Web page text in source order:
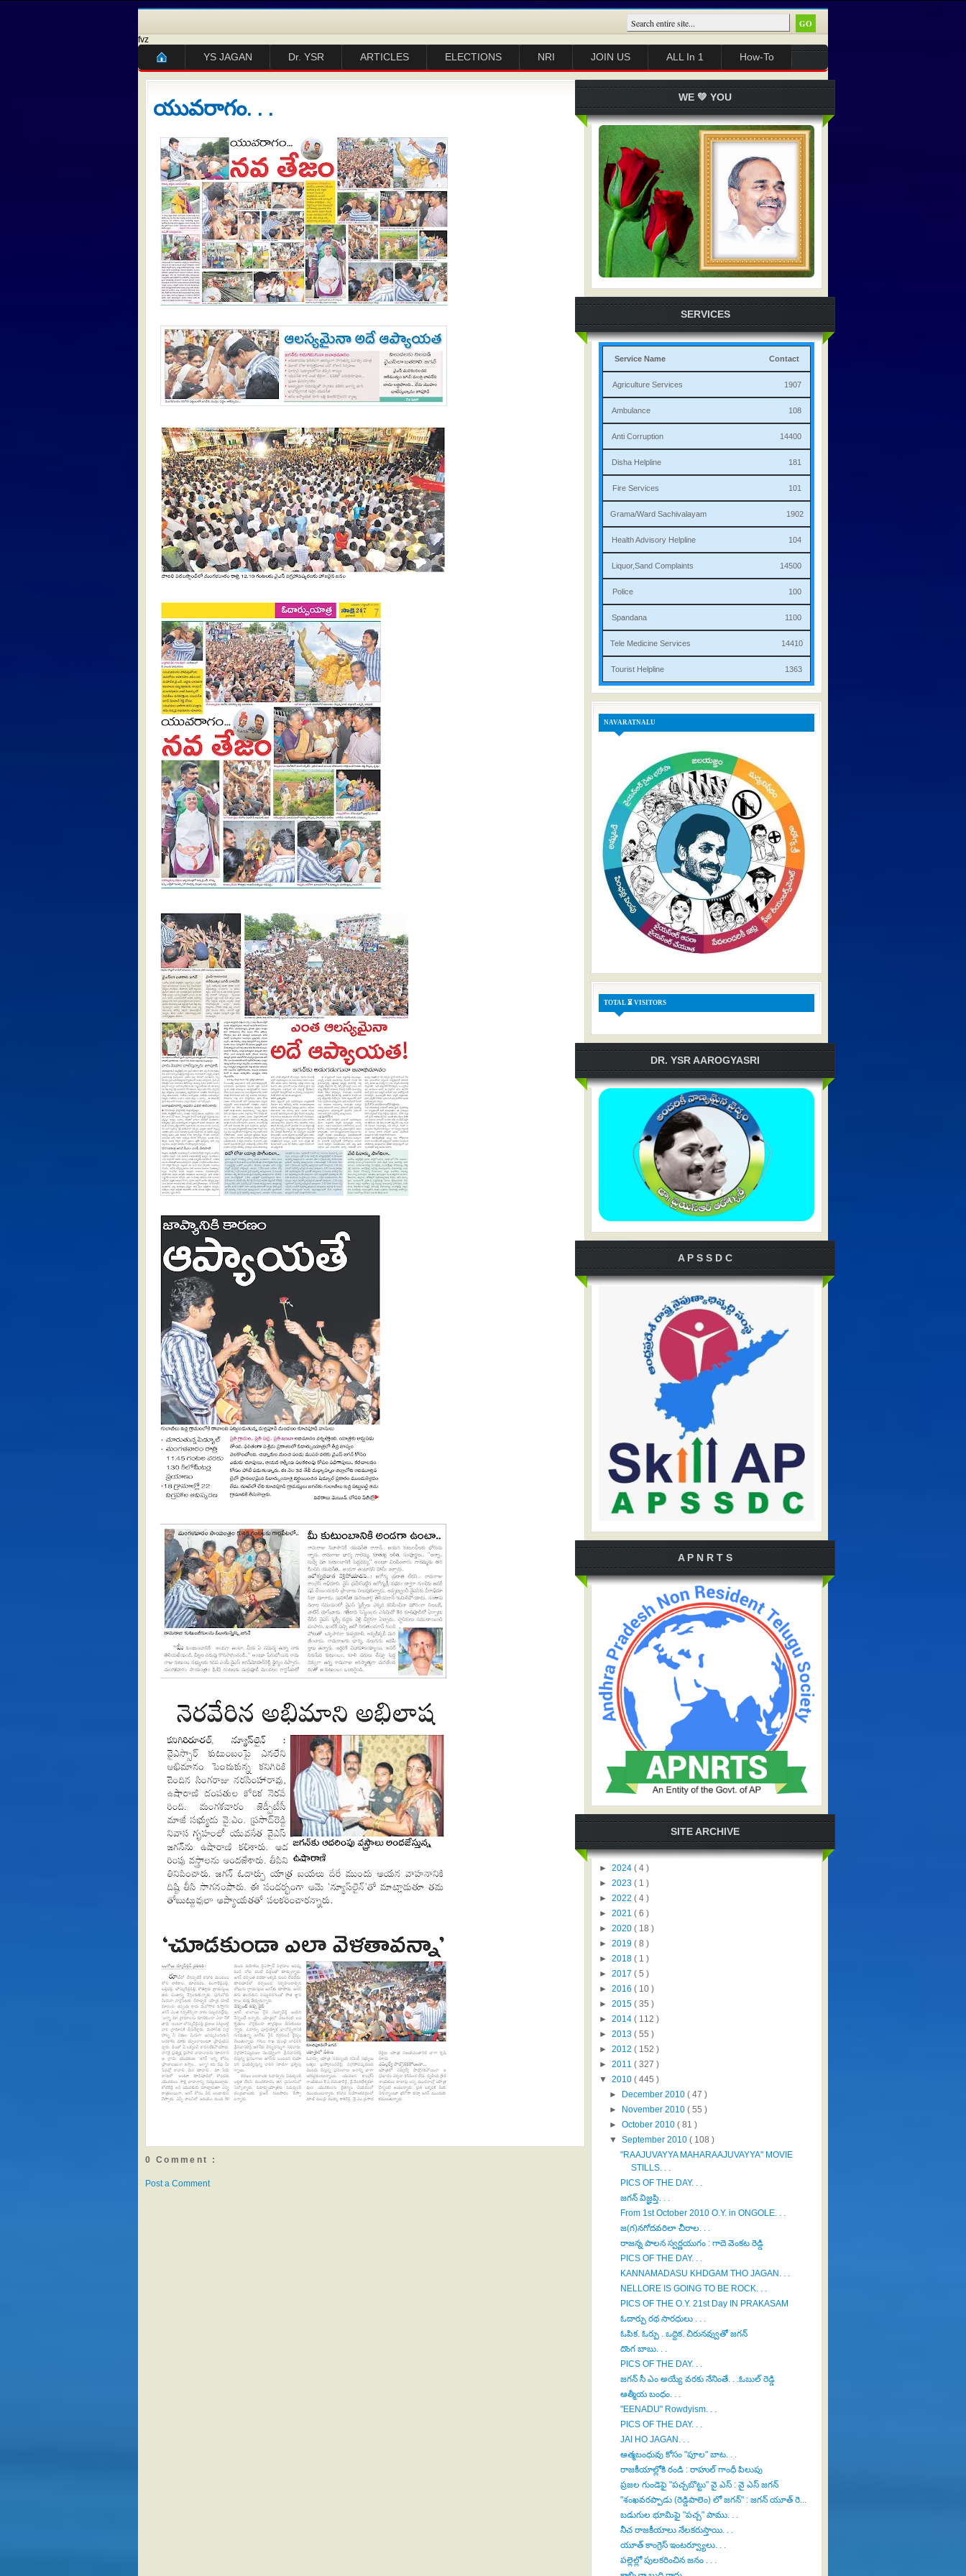
fvz
YS JAGAN Dr. YSR ARTICLES ELECTIONS NRI JOIN US ALL In 1 How-To
యువరాగం. . .
0 Comment :
Post a Comment
WE 💚 YOU
SERVICES
Service Name Contact
Agriculture Services 1907
Ambulance 108
Anti Corruption 14400
Disha Helpline 181
Fire Services 101
Grama/Ward Sachivalayam 1902
Health Advisory Helpline 104
Liquor,Sand Complaints 14500
Police 100
Spandana 1100
Tele Medicine Services 14410
Tourist Helpline 1363
NAVARATNALU
TOTAL ⏳ VISITORS
DR. YSR AAROGYASRI
A P S S D C
A P N R T S
SITE ARCHIVE
► 2024 ( 4 )
► 2023 ( 1 )
► 2022 ( 4 )
► 2021 ( 6 )
► 2020 ( 18 )
► 2019 ( 8 )
► 2018 ( 1 )
► 2017 ( 5 )
► 2016 ( 10 )
► 2015 ( 35 )
► 2014 ( 112 )
► 2013 ( 55 )
► 2012 ( 152 )
► 2011 ( 327 )
▼ 2010 ( 445 )
► December 2010( 47 )
► November 2010( 55 )
►October 2010( 81 )
▼September 2010( 108 )
"RAAJUVAYYA MAHARAAJUVAYYA" MOVIE
STILLS. . .
PICS OF THE DAY. . .
జగన్ విజ్ఞప్తి. . .
From 1st October 2010 O.Y. in ONGOLE. . .
జ(గ)నగోదవరిలా చీరాల. . .
రాజన్న పాలన స్వర్ణయుగం : గాదె వెంకట రెడ్డి
PICS OF THE DAY. . .
KANNAMADASU KHDGAM THO JAGAN. . .
NELLORE IS GOING TO BE ROCK. . .
PICS OF THE O.Y. 21st Day IN PRAKASAM
ఓదార్పు రథ సారధులు . . .
ఓపిక. ఓర్పు . ఒద్దిక. చిరునవ్వుతో జగన్
దొంగ బాబు. . .
PICS OF THE DAY. . .
జగన్ సీ ఎం అయ్యే వరకు నేనింతే. . .ఓబుల్ రెడ్డి
ఆత్మీయ బంధం. . .
"EENADU" Rowdyism. . .
PICS OF THE DAY. . .
JAI HO JAGAN. . .
ఆత్మబంధువు కోసం "పూల" బాట. . .
రాజకీయాల్లోకి రండి : రాహుల్ గాంధీ పిలుపు
ప్రజల గుండెఫై "పచ్చబొట్టు" వై ఎస్ : వై ఎస్ జగన్
"శంఖవరప్పాడు (రెడ్డిపాలెం) లో జగన్" : జగన్ యూత్ రె...
బడుగుల భూమిఫై "పచ్చ" పాము. . .
నీచ రాజకీయాలు నేలకరుస్తాయి. . .
యూత్ కాంగ్రెస్ ఇంటర్వ్యూలు. . .
పల్లెల్లో పులకరించిన జనం . . .